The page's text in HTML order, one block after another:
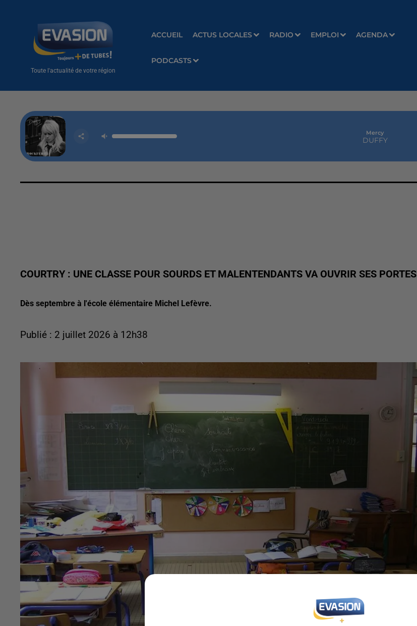
Toute l'actualité de votre région
ACCUEIL ACTUS LOCALES RADIO EMPLOI AGENDA
PODCASTS
Mercy
DUFFY
COURTRY : UNE CLASSE POUR SOURDS ET MALENTENDANTS VA OUVRIR SES PORTES
Dès septembre à l'école élémentaire Michel Lefèvre.
Publié : 2 juillet 2026 à 12h38